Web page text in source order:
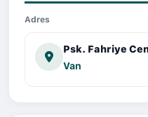
Adres
Psk. Fahriye
Van